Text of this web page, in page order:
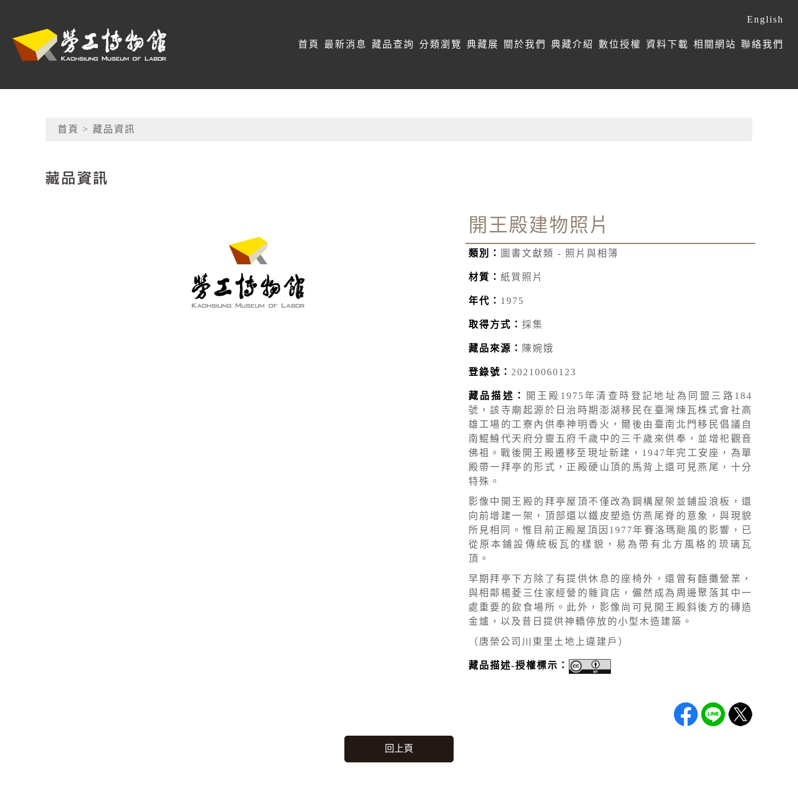
高雄市勞工博物館
網頁導覽
首頁 最新消息 藏品查詢 分類瀏覽 典藏展 關於我們 典藏介紹 數位授權 資料下載 相關網站 聯絡我們
English
首頁 > 藏品資訊
開王殿建物照片
類別： 圖書文獻類 - 照片與相簿
材質： 紙質照片
年代： 1975
取得方式： 採集
藏品來源： 陳婉娥
登錄號： 20210060123
藏品描述：
開王殿1975年清查時登記地址為同盟三路184
號，該寺廟起源於日治時期澎湖移民在臺灣煉瓦株式會社高
雄工場的工寮內供奉神明香火，爾後由臺南北門移民倡議自
南鯤鯓代天府分靈五府千歲中的三千歲來供奉，並增祀觀音
佛祖。戰後開王殿遷移至現址新建，1947年完工安座，為單
殿帶一拜亭的形式，正殿硬山頂的馬背上還可見燕尾，十分
特殊。
影像中開王殿的拜亭屋頂不僅改為鋼構屋架並鋪設浪板，還
向前增建一架，頂部還以鐵皮塑造仿燕尾脊的意象，與現貌
所見相同。惟目前正殿屋頂因1977年賽洛瑪颱風的影響，已
從原本鋪設傳統板瓦的樣貌，易為帶有北方風格的琉璃瓦
頂。
早期拜亭下方除了有提供休息的座椅外，還曾有麵攤營業，
與相鄰楊菱三住家經營的雜貨店，儼然成為周邊聚落其中一
處重要的飲食場所。此外，影像尚可見開王殿斜後方的磚造
金爐，以及昔日提供神轎停放的小型木造建築。
（唐榮公司川東里土地上違建戶）
藏品描述-授權標示：
回上頁